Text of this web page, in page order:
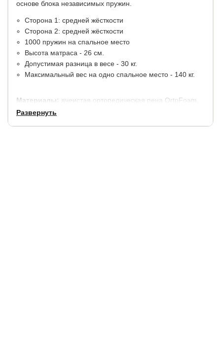
основе блока независимых пружин.
Сторона 1: средней жёсткости
Сторона 2: средней жёсткости
1000 пружин на спальное место
Высота матраса - 26 см.
Допустимая разница в весе - 30 кг.
Максимальный вес на одно спальное место - 140 кг.
Материалы: ячеистая ортопедическая пена OrtoFoam,
термовойлок, кокосовая койра. По периметру
конструкция матраса дополнительно усилена
ортопедической пеной.
Развернуть